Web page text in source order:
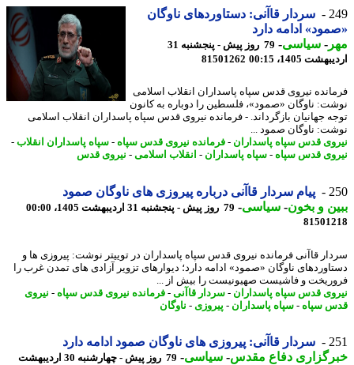
سردار قاآنی: دستاوردهای ناوگان
ادامه دارد
-سیاسی-
79 روز پیش - پنجشنبه 31
1405، 00:15
81501262
نیروی قدس سپاه پاسداران انقلاب اسلامی
ناوگان «صمود»، فلسطین را دوباره به کانون
جهانیان بازگرداند. - فرمانده نیروی قدس سپاه پاسداران انقلاب اسلامی
ناوگان صمود ...
قدس سپاه پاسداران - فرمانده نیروی قدس سپاه-سپاه پاسداران انقلاب-
قدس سپاه-سپاه پاسداران - انقلاب اسلامی-نیروی قدس
پیام سردار قاآنی درباره پیروزی های ناوگان صمود
و بخون-سیاسی-79 روز پیش - پنجشنبه 31 اردیبهشت 1405، 00:00
قاآنی فرمانده نیروی قدس سپاه پاسداران در توییتر نوشت: پیروزی ها و
ناوگان «صمود» ادامه دارد؛ دیوارهای تزویر آزادی های تمدن غرب را
و فاشیست صهیونیست را بیش از ...
قدس سپاه پاسداران - سردار قاآنی- فرمانده نیروی قدس سپاه-نیروی
سپاه-سپاه پاسداران - پیروزی - ناوگان
سردار قاآنی: پیروزی های ناوگان صمود ادامه دارد
دفاع مقدس-سیاسی-
79 روز پیش - چهارشنبه 30 اردیبهشت